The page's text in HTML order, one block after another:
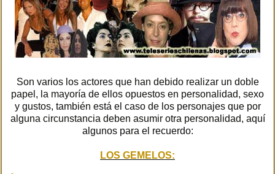
Son varios los actores que han debido realizar un doble
papel, la mayoría de ellos opuestos en personalidad, sexo
y gustos, también está el caso de los personajes que por
alguna circunstancia deben asumir otra personalidad, aquí
algunos para el recuerdo:
LOS GEMELOS: